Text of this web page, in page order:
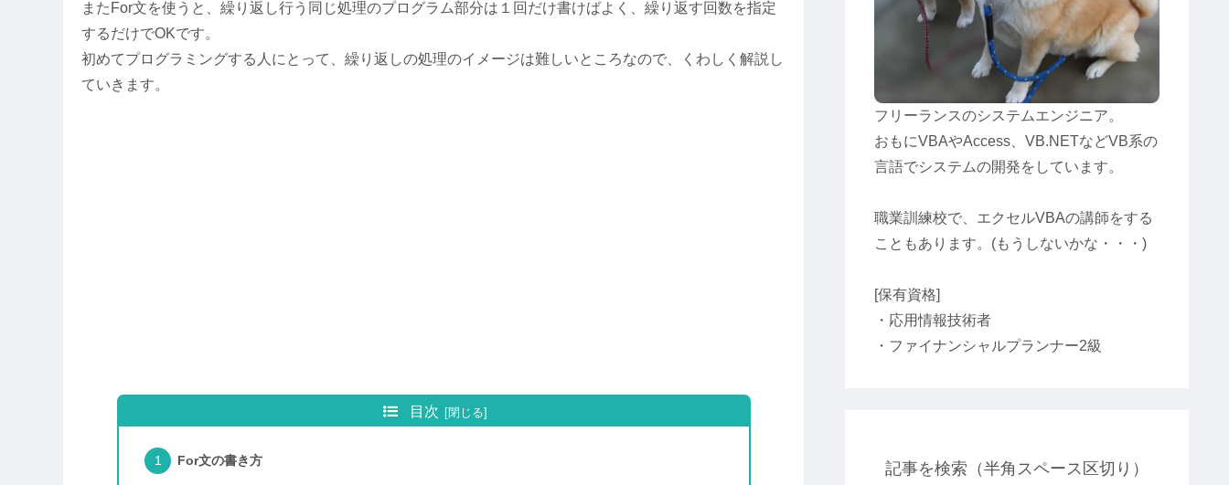
またFor文を使うと、繰り返し行う同じ処理のプログラム部分は１回だけ書けばよく、繰り返す回数を指定
するだけでOKです。
初めてプログラミングする人にとって、繰り返しの処理のイメージは難しいところなので、くわしく解説し
ていきます。
目次
For文の書き方
フリーランスのシステムエンジニア。
おもにVBAやAccess、VB.NETなどVB系の
言語でシステムの開発をしています。
職業訓練校で、エクセルVBAの講師をする
こともあります。(もうしないかな・・・)
[保有資格]
・応用情報技術者
・ファイナンシャルプランナー2級
記事を検索（半角スペース区切り）